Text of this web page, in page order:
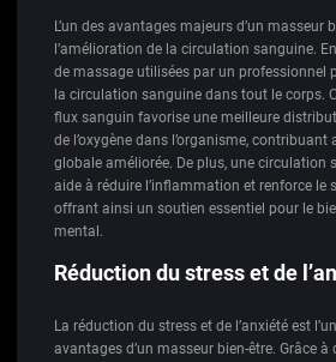
L’un des avantages majeurs d’un masseur
l’amélioration de la circulation sanguine.
de massage utilisées par un professionnel
la circulation sanguine dans tout le corps.
flux sanguin favorise une meilleure
de l’oxygène dans l’organisme, contribuant
globale améliorée. De plus, une circulation
aide à réduire l’inflammation et renforce le
offrant ainsi un soutien essentiel pour le
mental.
Réduction du stress et de
La réduction du stress et de l’anxiété est
avantages d’un masseur bien-être. Grâce à